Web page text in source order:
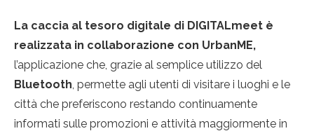
La caccia al tesoro digitale di DIGITALmeet è
realizzata in collaborazione con UrbanME,
l’applicazione che, grazie al semplice utilizzo del
Bluetooth, permette agli utenti di visitare i luoghi e le
città che preferiscono restando continuamente
informati sulle promozioni e attività maggiormente in